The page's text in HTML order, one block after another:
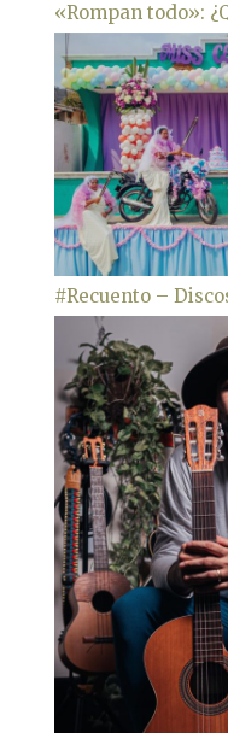
«Rompan todo»:
#Recuento –